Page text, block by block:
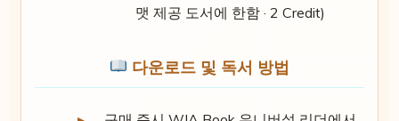
맷 제공 도서에 한함 · 2 Credit)
다운로드 및 독서 방법